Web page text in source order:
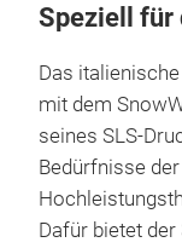
Speziell für
Das
mit dem
seines SLS-
Bedürfnisse
Dafür bietet der